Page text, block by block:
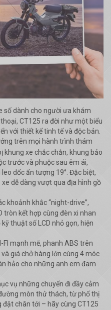
số dành cho người ưa khám
CT125 ra đời như một biểu
với thiết kế tinh tế và độc bản.
trên mọi hành trình thám
khung xe chắc chắn, khung bảo
trước và phuộc sau êm ái,
dốc ấn tượng 19°. Đặc biệt,
dễ dàng vượt qua địa hình gồ
khoảnh khắc “night-drive”,
tròn kết hợp cùng đèn xi nhan
thuật số LCD nhỏ gọn, hiện
FI mạnh mẽ, phanh ABS trên
giá chở hàng lớn cùng 4 móc
hảo cho những anh em đam
vụ những chuyến đi đầy cảm
mòn thử thách, từ phố thị
chân tới – hãy cùng CT125